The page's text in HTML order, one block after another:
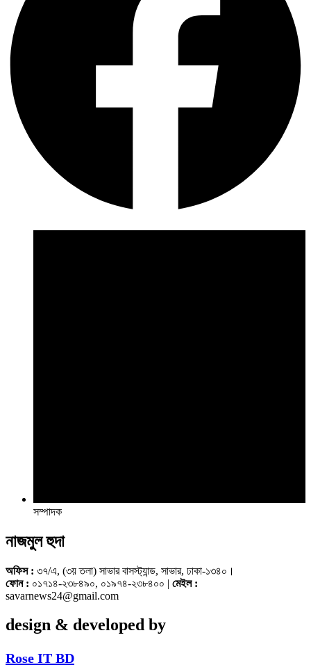
সম্পাদক
নাজমুল হুদা
অফিস : ৩৭/এ, (৩য় তলা) সাভার বাসস্ট্যান্ড, সাভার, ঢাকা-১৩৪০।
ফোন : ০১৭১৪-২৩৮৪৯০, ০১৯৭৪-২৩৮৪০০ | মেইল :
savarnews24@gmail.com
design & developed by
Rose IT BD